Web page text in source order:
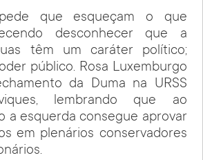
que esqueçam o que
desconhecer que a
têm um caráter político;
público. Rosa Luxemburgo
da Duma na URSS
lembrando que ao
a esquerda consegue aprovar
em plenários conservadores